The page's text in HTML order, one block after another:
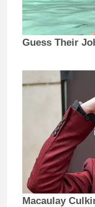
Guess Their
Macaulay